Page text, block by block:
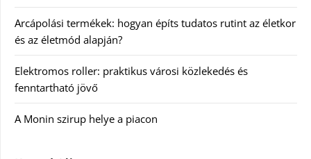
Arcápolási termékek: hogyan építs tudatos rutint az életkor
és az életmód alapján?
Elektromos roller: praktikus városi közlekedés és
fenntartható jövő
A Monin szirup helye a piacon